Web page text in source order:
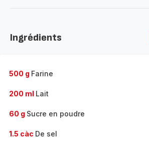
gamme
Ingrédients
500 g Farine
200 ml Lait
60 g Sucre en poudre
1.5 càc De sel